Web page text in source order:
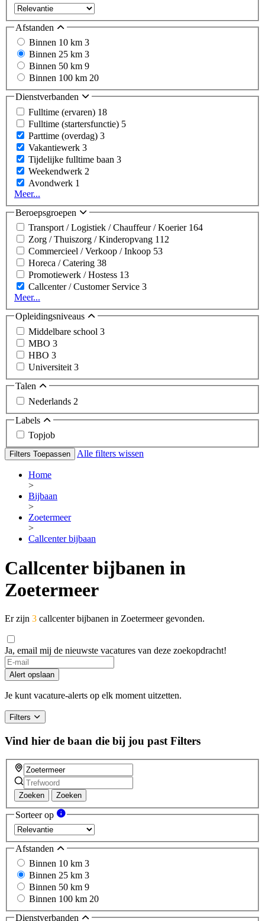
Afstanden
Binnen 10 km 3
Binnen 25 km 3
Binnen 50 km 9
Binnen 100 km 20
Dienstverbanden
Fulltime (ervaren) 18
Fulltime (startersfunctie) 5
Parttime (overdag) 3
Vakantiewerk 3
Tijdelijke fulltime baan 3
Weekendwerk 2
Avondwerk 1
Meer...
Beroepsgroepen
Transport / Logistiek / Chauffeur / Koerier 164
Zorg / Thuiszorg / Kinderopvang 112
Commercieel / Verkoop / Inkoop 53
Horeca / Catering 38
Promotiewerk / Hostess 13
Callcenter / Customer Service 3
Meer...
Opleidingsniveaus
Middelbare school 3
MBO 3
HBO 3
Universiteit 3
Talen
Nederlands 2
Labels
Topjob
Filters Toepassen Alle filters wissen
Home
>
Bijbaan
>
Zoetermeer
>
Callcenter bijbaan
Callcenter bijbanen in
Zoetermeer
Er zijn 3 callcenter bijbanen in Zoetermeer gevonden.
Ja, email mij de nieuwste vacatures van deze zoekopdracht!
If
you
are
a
ignore
this
field
Alert opslaan
Je kunt vacature-alerts op elk moment uitzetten.
Filters
Vind hier de baan die bij jou past Filters
Zoeken Zoeken
Sorteer op
Afstanden
Binnen 10 km 3
Binnen 25 km 3
Binnen 50 km 9
Binnen 100 km 20
Dienstverbanden